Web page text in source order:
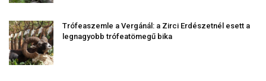
Trófeaszemle a Vergánál: a Zirci Erdészetnél esett a
legnagyobb trófeatömegű bika